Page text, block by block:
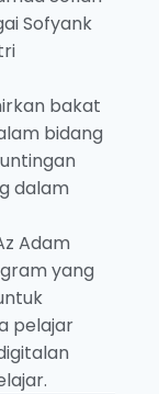
Sofyank
bakat
bidang
dalam
Adam
yang
pelajar